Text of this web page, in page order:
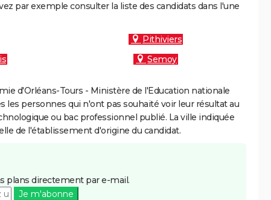
par exemple consulter la liste des candidats dans l'une
Pithiviers
Semoy
d'Orléans-Tours - Ministère de l'Education nationale
les personnes qui n'ont pas souhaité voir leur résultat au
ou bac professionnel publié. La ville indiquée
de l'établissement d'origine du candidat.
plans directement par e-mail.
Je m'abonne